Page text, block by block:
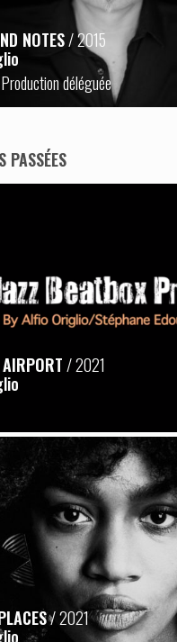
NOTES/ 2015
déléguée
PASSÉES
/ 2021
/ 2021